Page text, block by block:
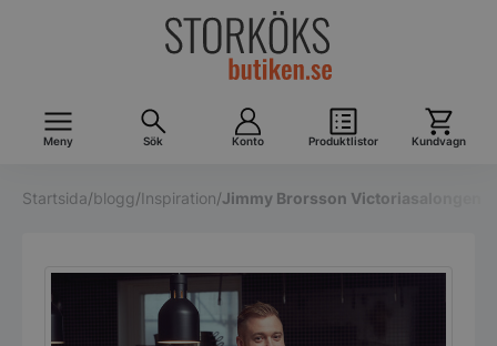
Meny Sök Konto Produktlistor Kundvagn
Startsida/blogg/Inspiration/Jimmy Brorsson Victoriasalongen